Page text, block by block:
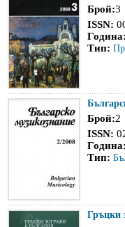
Брой:3
ISSN:
Тип:
Брой:2
ISSN:
Тип:
Гръцки